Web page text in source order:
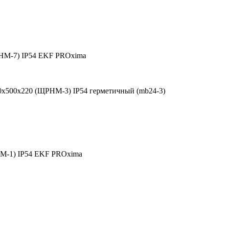
7) IP54 EKF PROxima
(ЩРНМ-3) IP54 герметичный (mb24-3)
IP54 EKF PROxima